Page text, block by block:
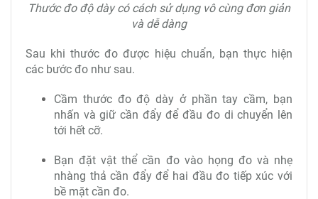
Thước đo độ dày có cách sử dụng vô cùng đơn giản
và dễ dàng
Sau khi thước đo được hiệu chuẩn, bạn thực hiện
các bước đo như sau.
Cầm thước đo độ dày ở phần tay cầm, bạn
nhấn và giữ cần đẩy để đầu đo di chuyển lên
tới hết cỡ.
Bạn đặt vật thể cần đo vào họng đo và nhẹ
nhàng thả cần đẩy để hai đầu đo tiếp xúc với
bề mặt cần đo.